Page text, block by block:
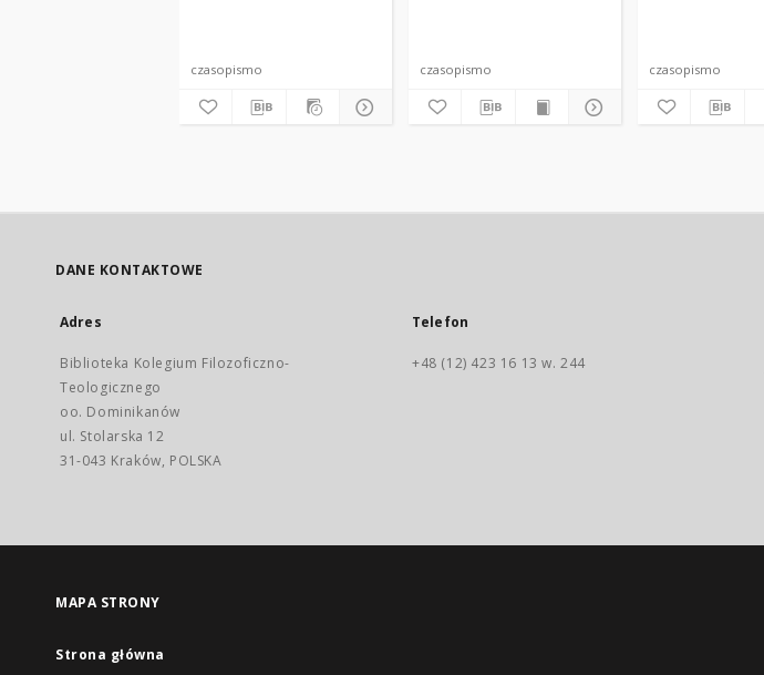
czasopismo czasopismo czasopismo
DANE KONTAKTOWE
Adres
Biblioteka Kolegium Filozoficzno-
Teologicznego
oo. Dominikanów
ul. Stolarska 12
31-043 Kraków, POLSKA
Telefon
+48 (12) 423 16 13 w. 244
MAPA STRONY
Strona główna